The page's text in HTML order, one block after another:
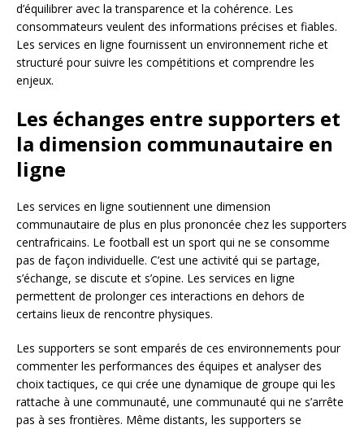
d’équilibrer avec la transparence et la cohérence. Les
consommateurs veulent des informations précises et fiables.
Les services en ligne fournissent un environnement riche et
structuré pour suivre les compétitions et comprendre les
enjeux.
Les échanges entre supporters et
la dimension communautaire en
ligne
Les services en ligne soutiennent une dimension
communautaire de plus en plus prononcée chez les supporters
centrafricains. Le football est un sport qui ne se consomme
pas de façon individuelle. C’est une activité qui se partage,
s’échange, se discute et s’opine. Les services en ligne
permettent de prolonger ces interactions en dehors de
certains lieux de rencontre physiques.
Les supporters se sont emparés de ces environnements pour
commenter les performances des équipes et analyser des
choix tactiques, ce qui crée une dynamique de groupe qui les
rattache à une communauté, une communauté qui ne s’arrête
pas à ses frontières. Même distants, les supporters se